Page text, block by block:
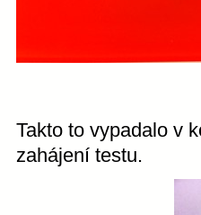
Takto to vypadalo v
zahájení testu.